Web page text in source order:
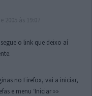
o link que deixo aí
no Firefox, vai a iniciar,
e menu ‘Iniciar »»